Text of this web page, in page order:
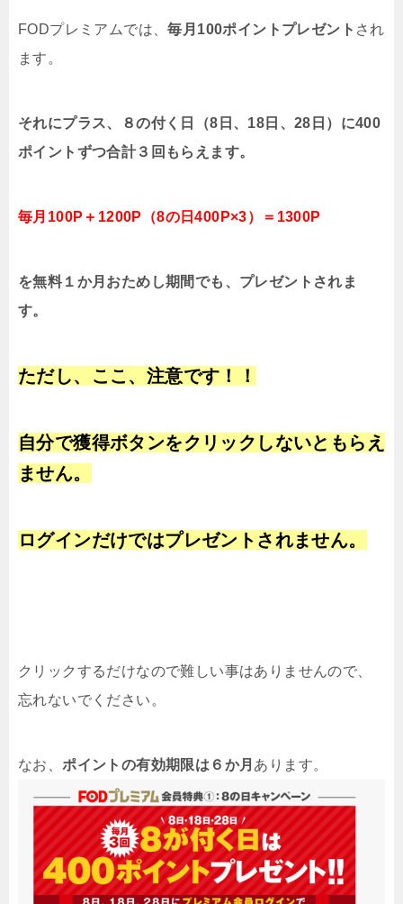
FODプレミアムでは、毎月100ポイントプレゼント され
ます。
それにプラス、８の付く日（8日、18日、28日）に400
ポイントずつ合計３回もらえます。
毎月100P＋1200P（8の日400P×3）＝1300P
を無料１か月おためし期間でも、プレゼントされま
す。
ただし、ここ、注意です！！
自分で獲得ボタンをクリックしないともらえ
ません。
ログインだけではプレゼントされません。
クリックするだけなので難しい事はありませんので、
忘れないでください。
なお、ポイントの有効期限は６か月 あります。